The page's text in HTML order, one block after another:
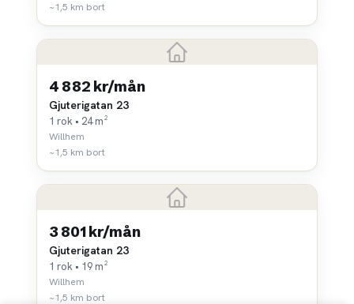
~1,5 km bort
4 882 kr/mån
Gjuterigatan 23
1 rok • 24 m²
Willhem
~1,5 km bort
3 801 kr/mån
Gjuterigatan 23
1 rok • 19 m²
Willhem
~1,5 km bort